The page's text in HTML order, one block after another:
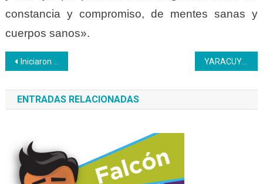
constancia y compromiso, de mentes sanas y
cuerpos sanos».
Navegación
de
entradas
Iniciaron las clases de música para los hijos de los trabajadores del Inces Sede YARACUY | Más de 60 mujeres se registraron para iniciar formación en el Inces
ENTRADAS RELACIONADAS